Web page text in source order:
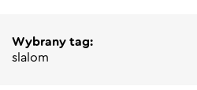
Wybrany tag:
slalom